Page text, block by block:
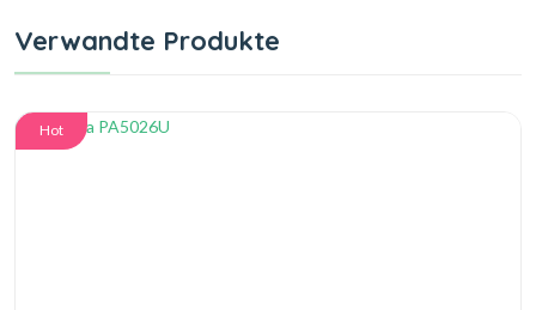
Verwandte Produkte
Hot